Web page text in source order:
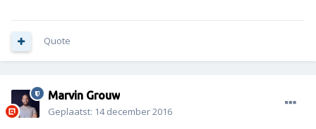
Quote
Marvin Grouw
Geplaatst: 14 december 2016